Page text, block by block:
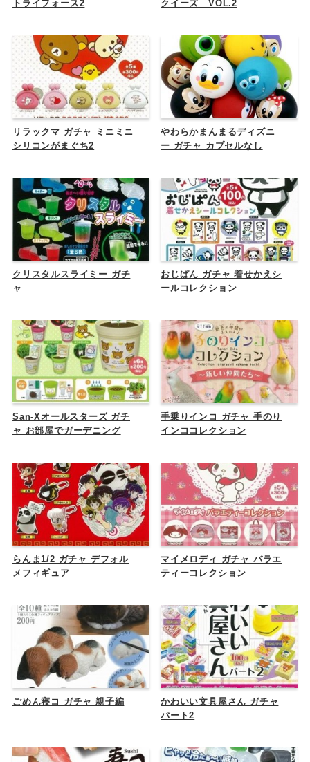
トライフォース2 クイーズ VOL.2
リラックマ ガチャ ミニミニ
シリコンがまぐち2
やわらかまんまるディズニ
ー ガチャ カプセルなし
クリスタルスライミー ガチ
ャ
おじぱん ガチャ 着せかえシ
ールコレクション
San-Xオールスターズ ガチ
ャ お部屋でガーデニング
手乗りインコ ガチャ 手のり
インココレクション
らんま1/2 ガチャ デフォル
メフィギュア
マイメロディ ガチャ バラエ
ティーコレクション
ごめん寝コ ガチャ 親子編
かわいい文具屋さん ガチャ
パート2